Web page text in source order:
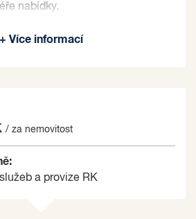
nabídky.
kritérií.
+ Více informací
/ za nemovitost
a provize RK